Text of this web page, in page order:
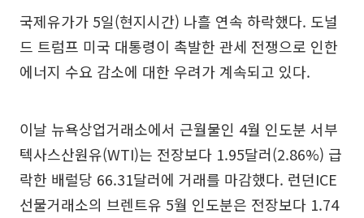
국제유가가 5일(현지시간) 나흘 연속 하락했다. 도널
드 트럼프 미국 대통령이 촉발한 관세 전쟁으로 인한
에너지 수요 감소에 대한 우려가 계속되고 있다.
이날 뉴욕상업거래소에서 근월물인 4월 인도분 서부
텍사스산원유(WTI)는 전장보다 1.95달러(2.86%) 급
락한 배럴당 66.31달러에 거래를 마감했다. 런던ICE
선물거래소의 브렌트유 5월 인도분은 전장보다 1.74